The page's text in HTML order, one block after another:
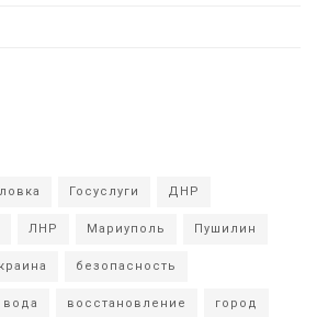
Госуслуги ДНР
ЛНР Мариуполь Пушилин
безопасность
вода восстановление город